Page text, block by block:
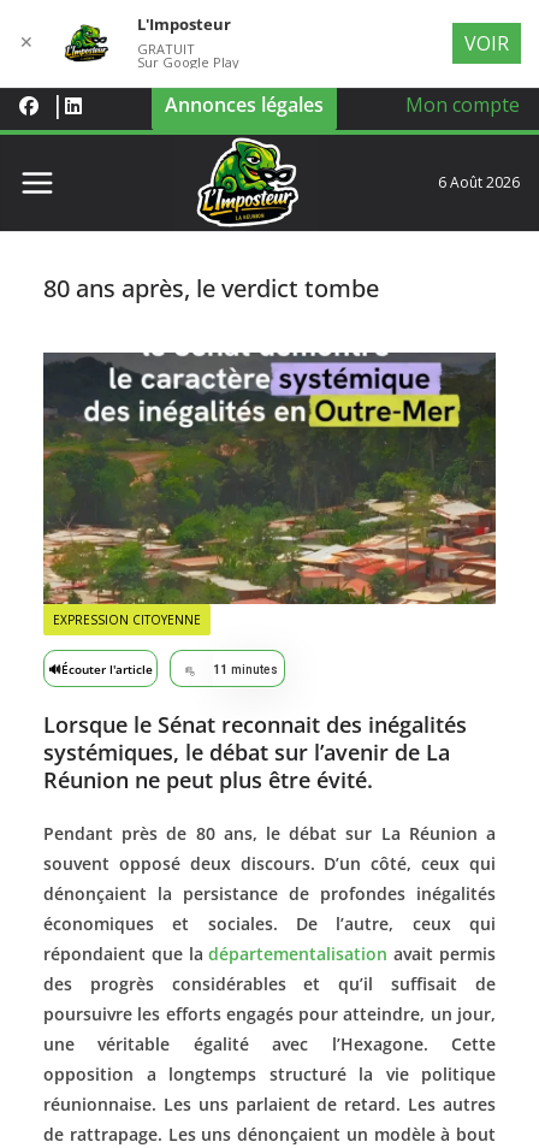
Annonces légales Mon compte
6 Août 2026
80 ans après, le verdict tombe
EXPRESSION CITOYENNE
🔊Écouter l'article 11 minutes
Lorsque le Sénat reconnait des inégalités
systémiques, le débat sur l’avenir de La
Réunion ne peut plus être évité.
Pendant près de 80 ans, le débat sur La Réunion a
souvent opposé deux discours. D’un côté, ceux qui
dénonçaient la persistance de profondes inégalités
économiques et sociales. De l’autre, ceux qui
répondaient que ladépartementalisation avait permis
des progrès considérables et qu’il suffisait de
poursuivre les efforts engagés pour atteindre, un jour,
une véritable égalité avec l’Hexagone. Cette
opposition a longtemps structuré la vie politique
réunionnaise. Les uns parlaient de retard. Les autres
de rattrapage. Les uns dénonçaient un modèle à bout
✕
L'Imposteur
GRATUIT
Sur Google Play
VOIR